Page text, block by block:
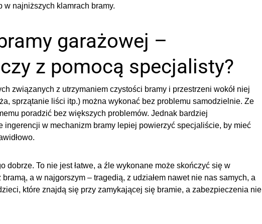
w najniższych klamrach bramy.
garażowej –
z pomocą specjalisty?
związanych z utrzymaniem czystości bramy i przestrzeni wokół niej
sprzątanie liści itp.) można wykonać bez problemu samodzielnie. Ze
poradzić bez większych problemów. Jednak bardziej
ingerencji w mechanizm bramy lepiej powierzyć specjaliście, by mieć
dobrze. To nie jest łatwe, a źle wykonane może skończyć się w
a w najgorszym – tragedią, z udziałem nawet nie nas samych, a
które znajdą się przy zamykającej się bramie, a zabezpieczenia nie